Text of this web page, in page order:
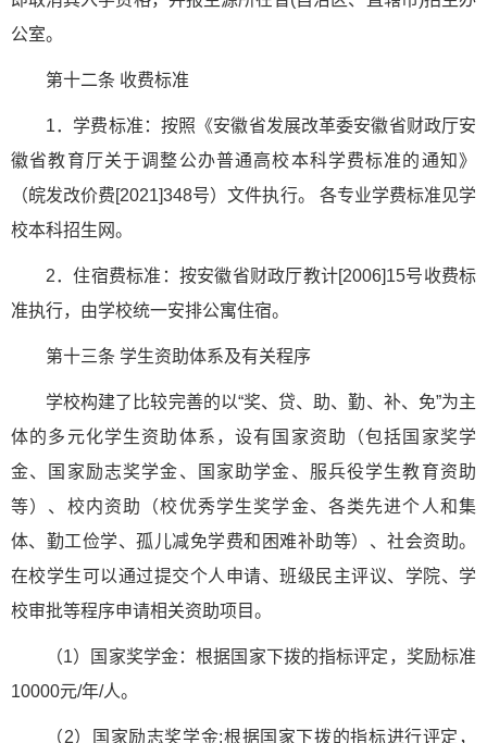
公室。
第十二条 收费标准
1．学费标准：按照《安徽省发展改革委安徽省财政厅安
徽省教育厅关于调整公办普通高校本科学费标准的通知》
（皖发改价费[2021]348号）文件执行。 各专业学费标准见学
校本科招生网。
2．住宿费标准：按安徽省财政厅教计[2006]15号收费标
准执行，由学校统一安排公寓住宿。
第十三条 学生资助体系及有关程序
学校构建了比较完善的以“奖、贷、助、勤、补、免”为主
体的多元化学生资助体系，设有国家资助（包括国家奖学
金、国家励志奖学金、国家助学金、服兵役学生教育资助
等）、校内资助（校优秀学生奖学金、各类先进个人和集
体、勤工俭学、孤儿减免学费和困难补助等）、社会资助。
在校学生可以通过提交个人申请、班级民主评议、学院、学
校审批等程序申请相关资助项目。
（1）国家奖学金：根据国家下拨的指标评定，奖励标准
10000元/年/人。
（2）国家励志奖学金:根据国家下拨的指标进行评定，